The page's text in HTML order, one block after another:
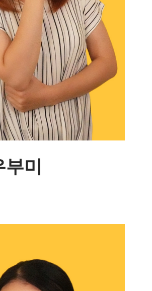
이든 즐겁게', 좋아하는 말
료'
케이션 도구로 잘 사용할
부미